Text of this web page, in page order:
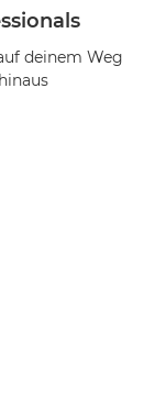
deinem Weg